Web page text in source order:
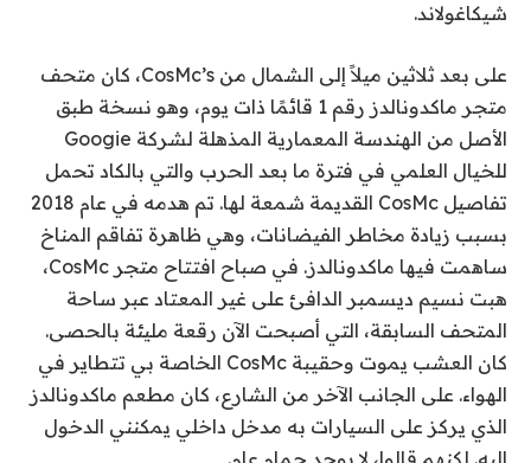
شيكاغولاند.
على بعد ثلاثين ميلاً إلى الشمال من CosMc’s، كان متحف
متجر ماكدونالدز رقم 1 قائمًا ذات يوم، وهو نسخة طبق
الأصل من الهندسة المعمارية المذهلة لشركة Googie
للخيال العلمي في فترة ما بعد الحرب والتي بالكاد تحمل
تفاصيل CosMc القديمة شمعة لها. تم هدمه في عام 2018
بسبب زيادة مخاطر الفيضانات، وهي ظاهرة تفاقم المناخ
ساهمت فيها ماكدونالدز. في صباح افتتاح متجر CosMc،
هبت نسيم ديسمبر الدافئ على غير المعتاد عبر ساحة
المتحف السابقة، التي أصبحت الآن رقعة مليئة بالحصى.
كان العشب يموت وحقيبة CosMc الخاصة بي تتطاير في
الهواء. على الجانب الآخر من الشارع، كان مطعم ماكدونالدز
الذي يركز على السيارات به مدخل داخلي يمكنني الدخول